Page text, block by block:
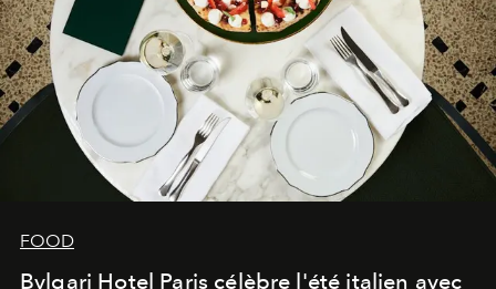
FOOD
Bvlgari Hotel Paris célèbre l'été italien avec